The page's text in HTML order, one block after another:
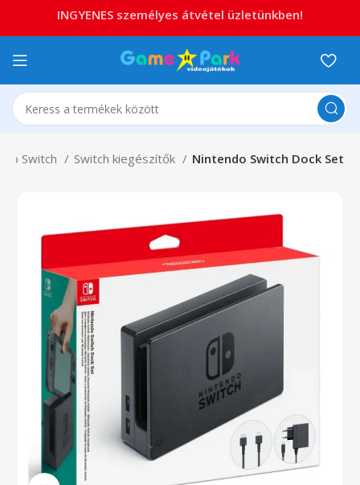
Switch Switch kiegészítők Nintendo Switch Dock Set
INGYENES személyes átvétel üzletünkben!